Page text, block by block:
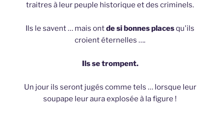
traitres à leur peuple historique et des criminels.
Ils le savent … mais ontde si bonnes placesqu'ils
croient éternelles ….
Ils se trompent.
Un jour ils seront jugés comme tels … lorsque leur
soupape leur aura explosée à la figure !